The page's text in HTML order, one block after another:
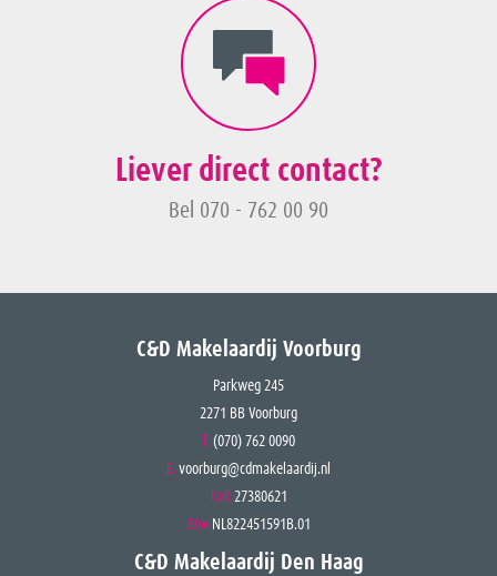
Liever direct contact?
Bel 070 - 762 00 90
C&D Makelaardij Voorburg
Parkweg 245
2271 BB Voorburg
T. (070) 762 0090
E. voorburg@cdmakelaardij.nl
KvK 27380621
Btw NL822451591B.01
C&D Makelaardij Den Haag